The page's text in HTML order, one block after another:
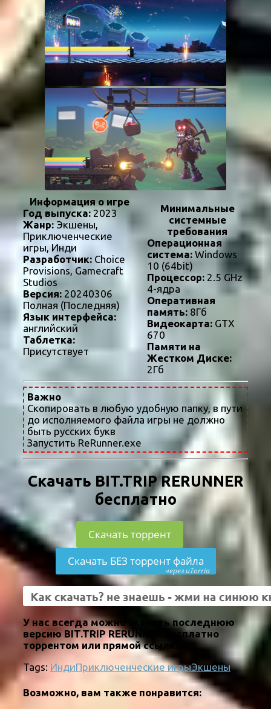
Информация о игре
Год выпуска:2023
Жанр:Экшены,
Приключенческие
игры, Инди
Разработчик: Choice
Provisions, Gamecraft
Studios
Версия: 20240306
Полная (Последняя)
Язык интерфейса:
английский
Таблетка:
Присутствует
Минимальные
системные
требования
Операционная
система:Windows
10 (64bit)
Процессор:2.5 GHz
4-ядра
Оперативная
память:8Гб
Видеокарта:GTX
670
Памяти на
Жестком Диске:
2Гб
Важно
Скопировать в любую удобную папку, в пути
до исполняемого файла игры не должно
быть русских букв
Запустить ReRunner.exe
Скачать BIT.TRIP RERUNNER
бесплатно
Скачать торрент
Скачать БЕЗ торрент файла
через uTorria
У нас всегда можно скачать последнюю
версию BIT.TRIP RERUNNER бесплатно
торрентом или прямой ссылкой.
Tags: ИндиПриключенческие игрыЭкшены
Возможно, вам также понравится: